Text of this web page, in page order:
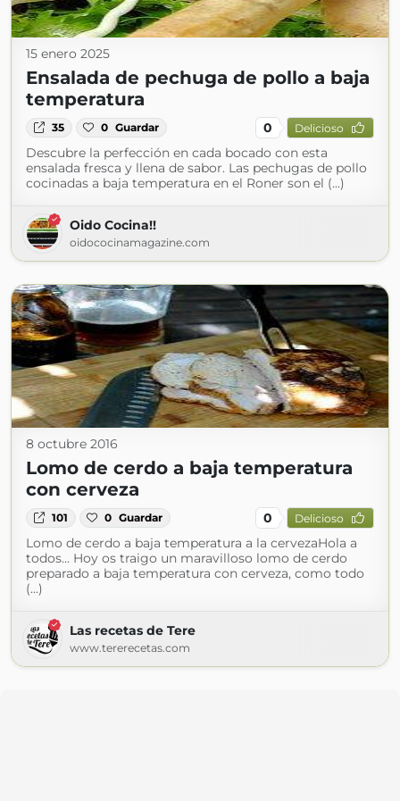
15 enero 2025
Ensalada de pechuga de pollo a baja
temperatura
35 0 Guardar 0 Delicioso
Descubre la perfección en cada bocado con esta
ensalada fresca y llena de sabor. Las pechugas de pollo
cocinadas a baja temperatura en el Roner son el (...)
Oido Cocina!!
oidococinamagazine.com
8 octubre 2016
Lomo de cerdo a baja temperatura
con cerveza
101 0 Guardar 0 Delicioso
Lomo de cerdo a baja temperatura a la cervezaHola a
todos... Hoy os traigo un maravilloso lomo de cerdo
preparado a baja temperatura con cerveza, como todo
(...)
Las recetas de Tere
www.tererecetas.com